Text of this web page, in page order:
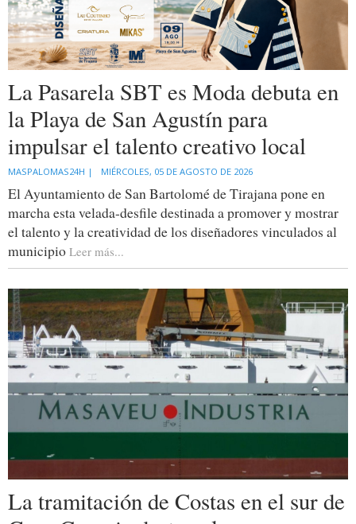
La Pasarela SBT es Moda debuta en
la Playa de San Agustín para
impulsar el talento creativo local
MASPALOMAS24H | MIÉRCOLES, 05 DE AGOSTO DE 2026
El Ayuntamiento de San Bartolomé de Tirajana pone en
marcha esta velada-desfile destinada a promover y mostrar
el talento y la creatividad de los diseñadores vinculados al
municipio Leer más...
La tramitación de Costas en el sur de